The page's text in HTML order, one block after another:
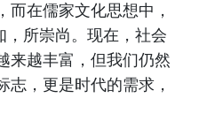
在儒家文化思想中，
，所崇尚。现在，社会
来越丰富，但我们仍然
，更是时代的需求，